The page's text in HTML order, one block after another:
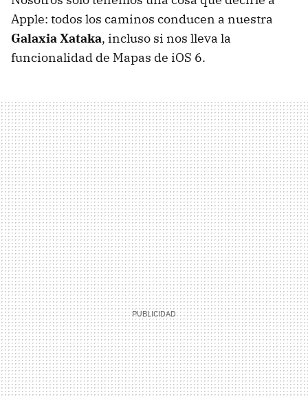
Apple: todos los caminos conducen a nuestra
Galaxia Xataka, incluso si nos lleva la
funcionalidad de Mapas de iOS 6.